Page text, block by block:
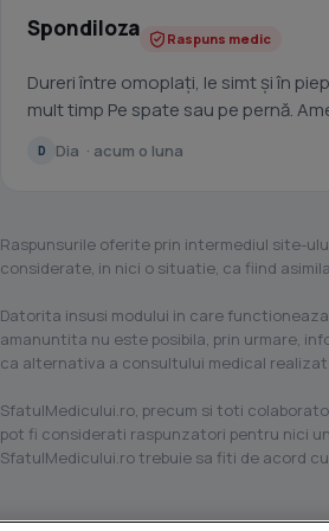
Spondiloza Raspuns medic
Dureri între omoplați, le simt și în
mult timp Pe spate sau pe pernă.
D Dia · acum o luna
Raspunsurile oferite prin intermediul site-
considerate, in nici o situatie, ca fiind
Datorita insusi modului in care
amanuntita nu este posibila, prin urmare,
ca alternativa a consultului medical
SfatulMedicului.ro, precum si toti
pot fi considerati raspunzatori pentru nici
SfatulMedicului.ro trebuie sa fiti de acord